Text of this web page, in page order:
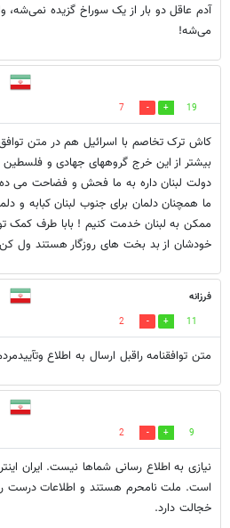
آدم عاقل دو بار از یک سوراخ گزیده نمی‌شه،
می‌شه!
19
7
کاش ترک تخاصم با اسرائیل هم در متن توافق
بیشتر از این خرج گروههای جهادی و فلسطین
دولت لبنان داره به ما فحش و فضاحت می
ما همچنان دلمان برای جنوب لبنان کبابه و
ممکن به لبنان خدمت کنیم ! بابا طرف کمک
خودشان از بد بخت های روزگار هستند ول
فرزانه
11
2
متن توافقنامه راقبل ارسال به اطلاع
9
2
نیازی به اطلاع رسانی شماها نیست. ایران
است. ملت نامحرم هستند و اطلاعات درست را
خجالت دارد.